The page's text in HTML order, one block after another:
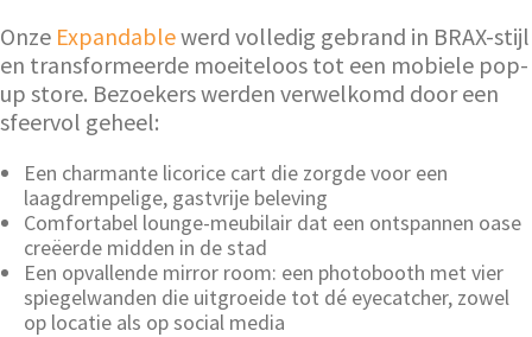
Onze Expandablewerd volledig gebrand in BRAX-stijl
en transformeerde moeiteloos tot een mobiele pop-
up store. Bezoekers werden verwelkomd door een
sfeervol geheel:
Een charmante licorice cart die zorgde voor een
laagdrempelige, gastvrije beleving
Comfortabel lounge-meubilair dat een ontspannen oase
creëerde midden in de stad
Een opvallende mirror room: een photobooth met vier
spiegelwanden die uitgroeide tot dé eyecatcher, zowel
op locatie als op social media